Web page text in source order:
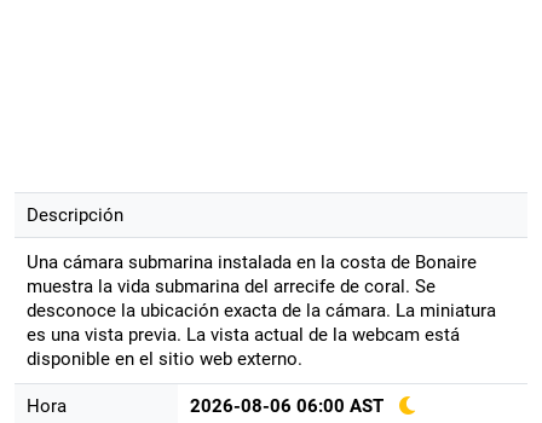
Descripción
Una cámara submarina instalada en la costa de Bonaire
muestra la vida submarina del arrecife de coral. Se
desconoce la ubicación exacta de la cámara. La miniatura
es una vista previa. La vista actual de la webcam está
disponible en el sitio web externo.
Hora 2026-08-06 06:00 AST